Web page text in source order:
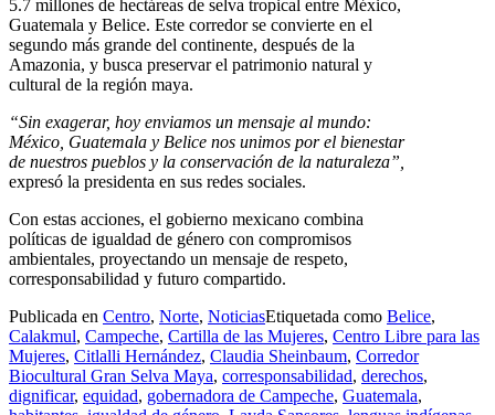
5.7 millones de hectáreas de selva tropical entre México,
Guatemala y Belice. Este corredor se convierte en el
segundo más grande del continente, después de la
Amazonia, y busca preservar el patrimonio natural y
cultural de la región maya.
“Sin exagerar, hoy enviamos un mensaje al mundo:
México, Guatemala y Belice nos unimos por el bienestar
de nuestros pueblos y la conservación de la naturaleza”,
expresó la presidenta en sus redes sociales.
Con estas acciones, el gobierno mexicano combina
políticas de igualdad de género con compromisos
ambientales, proyectando un mensaje de respeto,
corresponsabilidad y futuro compartido.
Publicada en Centro, Norte, NoticiasEtiquetada como Belice,
Calakmul, Campeche, Cartilla de las Mujeres, Centro Libre para las
Mujeres, Citlalli Hernández, Claudia Sheinbaum, Corredor
Biocultural Gran Selva Maya, corresponsabilidad, derechos,
dignificar, equidad, gobernadora de Campeche, Guatemala,